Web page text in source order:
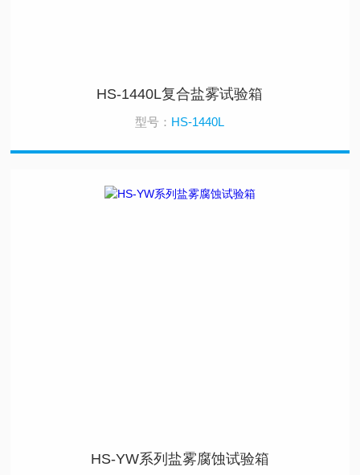
HS-1440L复合盐雾试验箱
型号： HS-1440L
HS-YW系列盐雾腐蚀试验箱